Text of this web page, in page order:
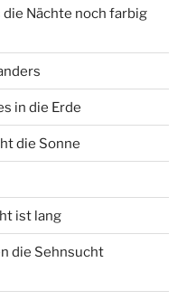
Nächte noch farbig
in die Erde
die Sonne
ist lang
die Sehnsucht